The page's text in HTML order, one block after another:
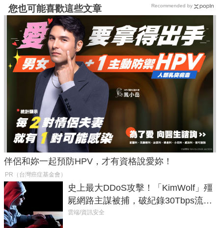
您也可能喜歡這些文章
伴侶和妳一起預防HPV，才有資格說愛妳！
PR（台灣癌症基金會）
史上最大DDoS攻擊！「KimWolf」殭
屍網路主謀被捕，破紀錄30Tbps流量
癱瘓全球！
雲端/資訊安全
Recommended by